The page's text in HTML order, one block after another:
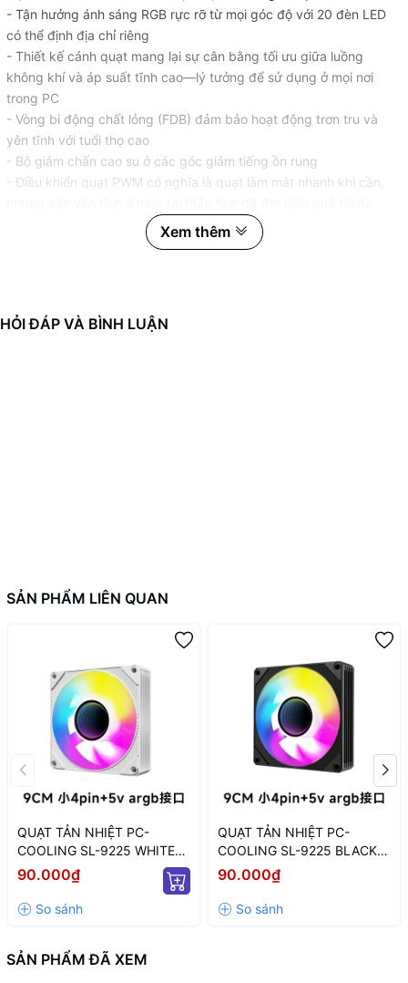
- Tận hưởng ánh sáng RGB rực rỡ từ mọi góc độ với 20 đèn LED
có thể định địa chỉ riêng
- Thiết kế cánh quạt mang lại sự cân bằng tối ưu giữa luồng
không khí và áp suất tĩnh cao—lý tưởng để sử dụng ở mọi nơi
trong PC
- Vòng bi động chất lỏng (FDB) đảm bảo hoạt động trơn tru và
yên tĩnh với tuổi thọ cao
- Bộ giảm chấn cao su ở các góc giảm tiếng ồn rung
- Điều khiển quạt PWM có nghĩa là quạt làm mát nhanh khi cần,
- Kết hợp và kết hợp với quạt NZXT F120/F140 RGB
- Cá nhân hóa hiệu ứng ánh sáng RGB và định cấu hình tốc độ
- Vật Liệu: Nhựa , Cao Su , PCB
Điện thoại : 094.777.5973
Fanpage: https://www.facebook.com/2DStore.vn/
#NZXT #CONTROLLER #RGB #FAN #LED #120MM #AER #WHITE
#F120 #DUO #F120-DUO
Xem thêm
HỎI ĐÁP VÀ BÌNH LUẬN
SẢN PHẨM LIÊN QUAN
QUẠT TẢN NHIỆT PC-
COOLING SL-9225 WHITE
ARGB (MÀU TRẮNG/ 9CM/
LED TÂM ARGB VÔ CỰC)
90.000₫
QUẠT TẢN NHIỆT PC-
COOLING SL-9225 BLACK
LED ARGB (MÀU ĐEN/ 9CM/
LED TÂM VÔ CỰC)
90.000₫
SẢN PHẨM ĐÃ XEM